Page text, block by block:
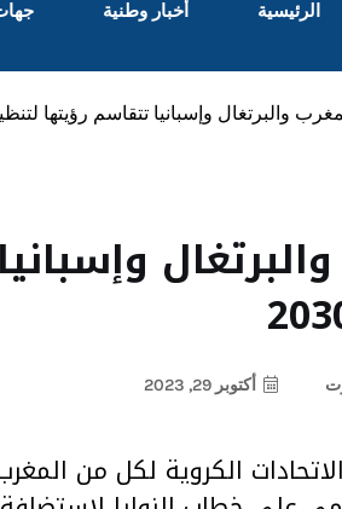
الرئيسية أخبار وطنية
والبرتغال وإسبانيا تتقاسم رؤيتها لتنظيم
أكتوبر 29, 2023
الكروية لكل من